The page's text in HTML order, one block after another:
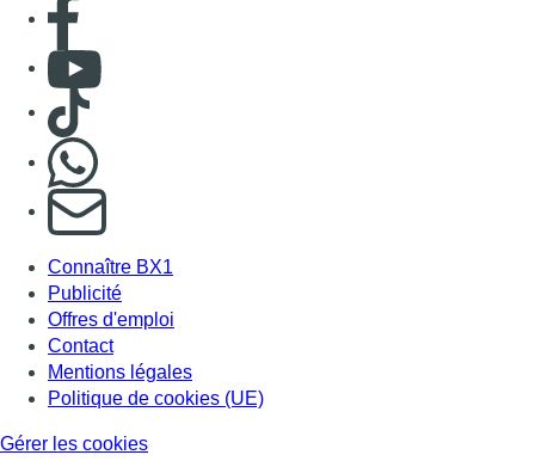
Consulter Youtube
Consulter TikTok
S'abonner à notre newsletter
Connaître BX1
Publicité
Offres d'emploi
Contact
Mentions légales
Politique de cookies (UE)
Gérer les cookies